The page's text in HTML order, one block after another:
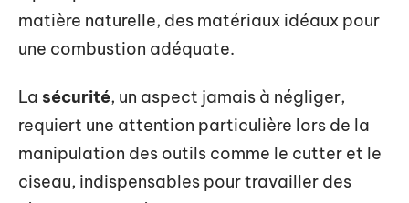
matière naturelle, des matériaux idéaux pour
une combustion adéquate.
La sécurité, un aspect jamais à négliger,
requiert une attention particulière lors de la
manipulation des outils comme le cutter et le
ciseau, indispensables pour travailler des